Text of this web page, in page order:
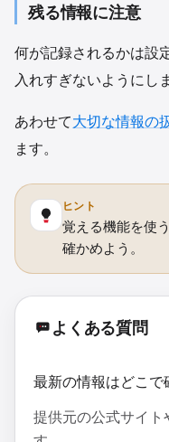
残る情報に注意
何が記録されるかは設
入れすぎないようにし
あわせて大切な情報の
ます。
ヒント
覚える機能を使
確かめよう。
よくある質問
最新の情報はどこで
提供元の公式サイ